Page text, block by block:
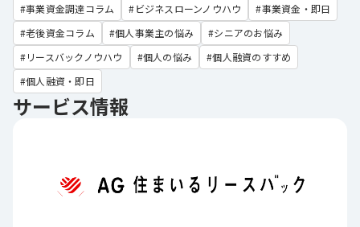
事業資金調達コラム ビジネスローンノウハウ
事業資金・即日
老後資金コラム
個人事業主の悩み
シニアのお悩み
リースバックノウハウ
個人の悩み
個人融資のすすめ
個人融資・即日
サービス情報